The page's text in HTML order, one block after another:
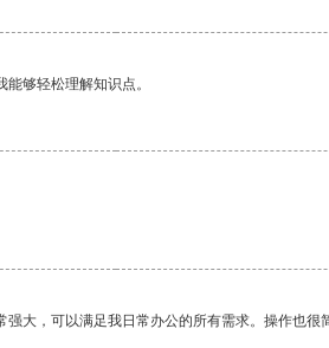
够轻松理解知识点。
大，可以满足我日常办公的所有需求。操作也很